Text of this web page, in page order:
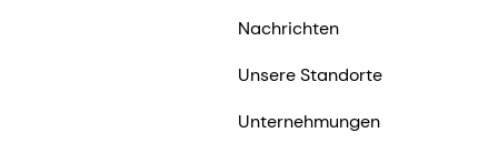
Nachrichten
Unsere Standorte
Unternehmungen